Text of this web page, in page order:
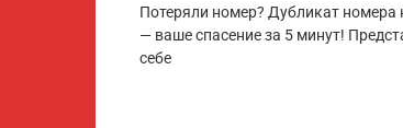
Потеряли номер? Дубликат номера
— ваше спасение за 5 минут!
себе